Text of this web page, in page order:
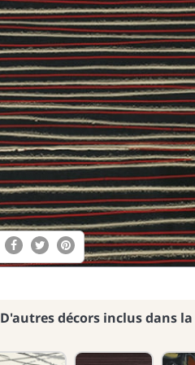
D'autres décors inclus dans